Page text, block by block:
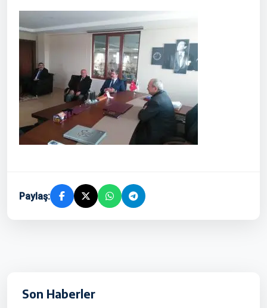
Paylaş:
Son Haberler